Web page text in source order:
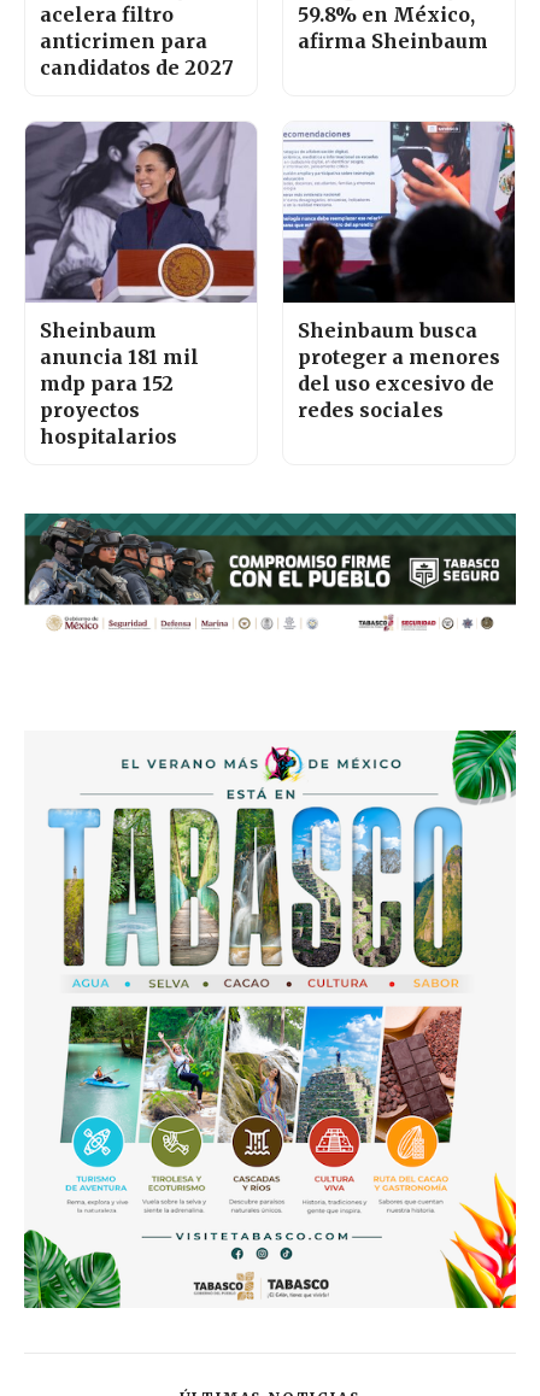
acelera filtro
anticrimen para
candidatos de 2027
59.8% en México,
afirma Sheinbaum
Sheinbaum
anuncia 181 mil
mdp para 152
proyectos
hospitalarios
Sheinbaum busca
proteger a menores
del uso excesivo de
redes sociales